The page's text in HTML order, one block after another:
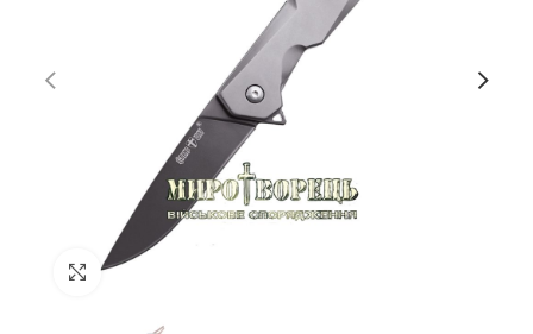
Click to enlarge